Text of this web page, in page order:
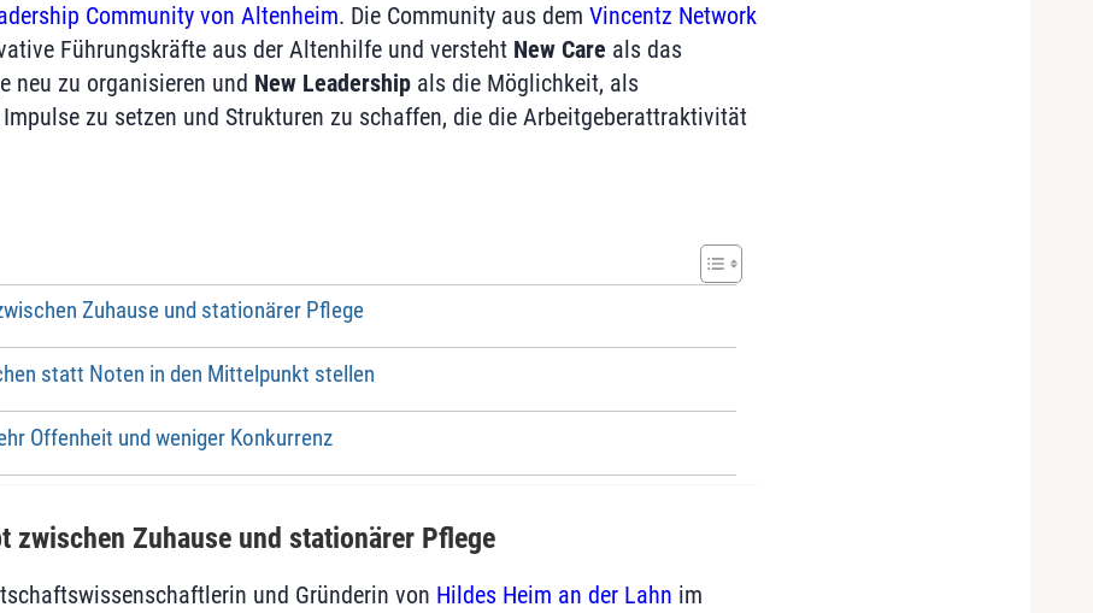
Community von Altenheim. Die Community aus dem Vincentz Network
Führungskräfte aus der Altenhilfe und versteht New Care als das
neu zu organisieren und New Leadershipals die Möglichkeit, als
zu setzen und Strukturen zu schaffen, die die Arbeitgeberattraktivität
Zuhause und stationärer Pflege
statt Noten in den Mittelpunkt stellen
Offenheit und weniger Konkurrenz
zwischen Zuhause und stationärer Pflege
und Gründerin von Hildes Heim an der Lahn im